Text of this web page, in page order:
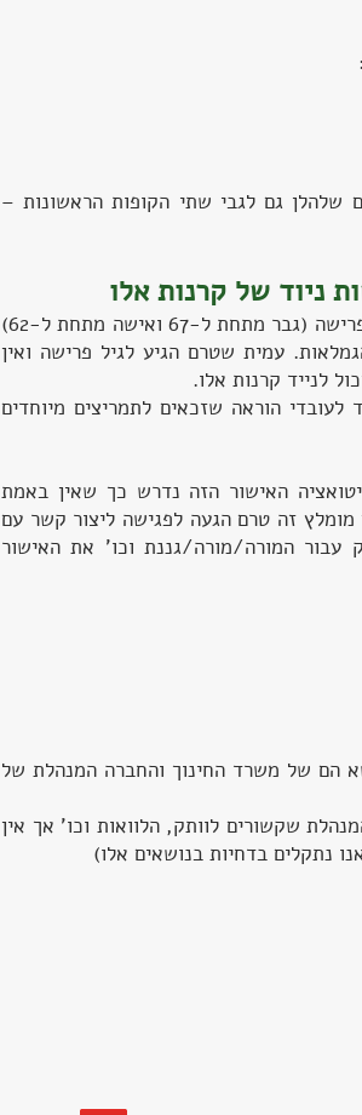
גם לגבי שתי הקופות הראשונות –
ניוד של קרנות אלו
1. תלוש פנסיה – גבר ואישה שטרם הגיעו לגיל פרישה (גבר מתחת ל-67 ואישה מתחת ל-62)
עמית שטרם הגיע לגיל פרישה ואין
לנייד קרנות אלו.
הוראה שזכאים לתמריצים מיוחדים
האישור הזה נדרש כך שאין באמת
זה טרם הגעה לפגישה ליצור קשר עם
עבור המורה/מורה/גננת וכו' את האישור
הם של משרד החינוך והחברה המנהלת של
שקשורים לוותק, הלוואות וכו' אך אין
נתקלים בדחיות בנושאים אלו)